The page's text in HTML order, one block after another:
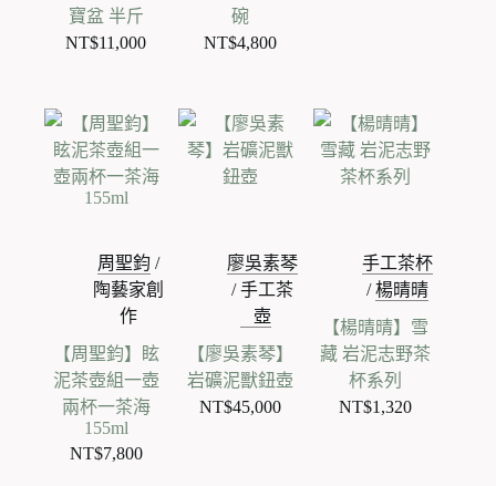
寶盆 半斤
NT$11,000
碗
NT$4,800
周聖鈞 /
陶藝家創
作
【周聖鈞】眩
泥茶壺組一壺
兩杯一茶海
155ml
NT$7,800
廖吳素琴
/手工茶
壺
【廖吳素琴】
岩礦泥獸鈕壺
NT$45,000
手工茶杯
/楊晴晴
【楊晴晴】雪
藏 岩泥志野茶
杯系列
NT$1,320